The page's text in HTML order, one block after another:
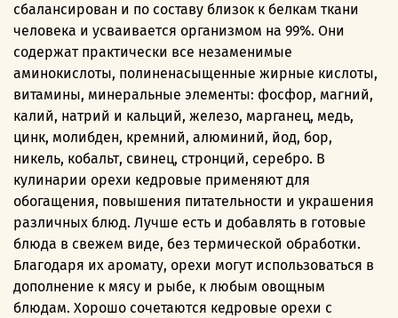
сбалансирован и по составу близок к белкам ткани
человека и усваивается организмом на 99%. Они
содержат практически все незаменимые
аминокислоты, полиненасыщенные жирные кислоты,
витамины, минеральные элементы: фосфор, магний,
калий, натрий и кальций, железо, марганец, медь,
цинк, молибден, кремний, алюминий, йод, бор,
никель, кобальт, свинец, стронций, серебро. В
кулинарии орехи кедровые применяют для
обогащения, повышения питательности и украшения
различных блюд. Лучше есть и добавлять в готовые
блюда в свежем виде, без термической обработки.
Благодаря их аромату, орехи могут использоваться в
дополнение к мясу и рыбе, к любым овощным
блюдам. Хорошо сочетаются кедровые орехи с